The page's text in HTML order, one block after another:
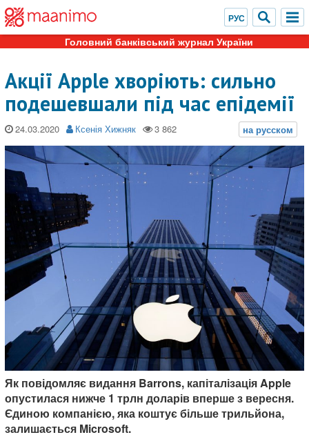
Головний банківський журнал України
Акції Apple хворіють: сильно
подешевшали під час епідемії
24.03.2020 Ксенія Хижняк
Як повідомляє видання Barrons, капіталізація Apple
опустилася нижче 1 трлн доларів вперше з вересня.
Єдиною компанією, яка коштує більше трильйона,
залишається Microsoft.